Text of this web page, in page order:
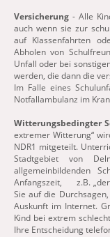
Versicherung - Alle
auch wenn sie zur
auf Klassenfahrten
Abholen von
Unfall oder bei
werden, die dann die
Im Falle eines
Notfallambulanz im
Witterungsbedingter
extremer Witterung“
NDR1 mitgeteilt.
Stadtgebiet von
allgemeinbildenden
Anfangszeit, z.B. „der
Sie auf die
Auskunft im Internet.
Kind bei extrem
Ihre Entscheidung